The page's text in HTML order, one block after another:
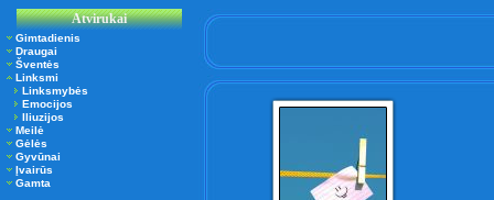
Atvirukai
Gimtadienis
Draugai
Šventės
Linksmi
Linksmybės
Emocijos
Iliuzijos
Meilė
Gėlės
Gyvūnai
Įvairūs
Gamta